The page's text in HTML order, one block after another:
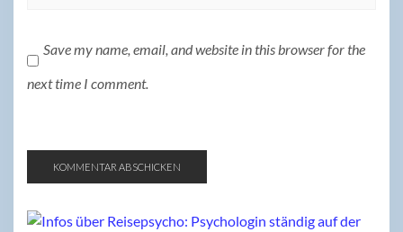
Save my name, email, and website in this browser for the
next time I comment.